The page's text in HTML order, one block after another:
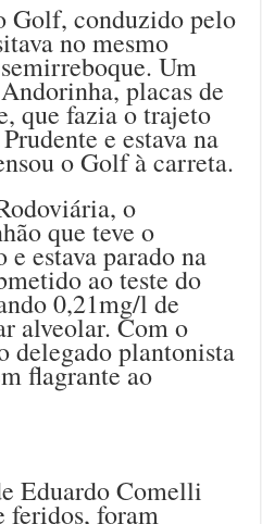
Golf, conduzido pelo
no mesmo
Um
placas de
que fazia o trajeto
e estava na
o Golf à carreta.
o
que teve o
estava parado na
ao teste do
0,21mg/l de
alveolar. Com o
delegado plantonista
flagrante ao
Eduardo Comelli
feridos, foram